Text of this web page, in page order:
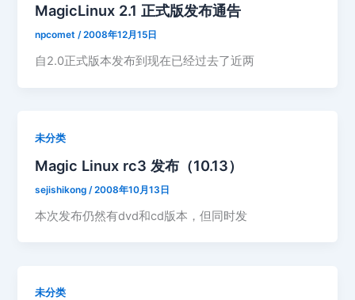
MagicLinux 2.1 正式版发布通告
npcomet/2008年12月15日
自2.0正式版本发布到现在已经过去了近两
未分类
Magic Linux rc3 发布（10.13）
sejishikong /2008年10月13日
本次发布仍然有dvd和cd版本，但同时发
未分类